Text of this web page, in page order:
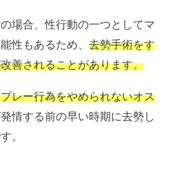
場合、性行動の一つとしてマ
性もあるため、去勢手術をす
善されることがあります。
レー行為をやめられないオス
情する前の早い時期に去勢し
。